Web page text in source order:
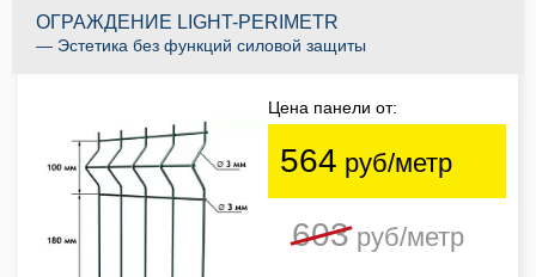
ОГРАЖДЕНИЕ LIGHT-PERIMETR
— Эстетика без функций силовой защиты
Цена панели от:
564 руб/метр
603руб/метр